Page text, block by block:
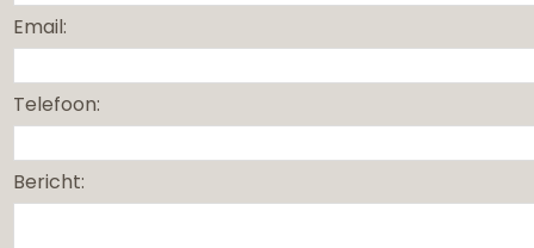
Email:
Telefoon:
Bericht: